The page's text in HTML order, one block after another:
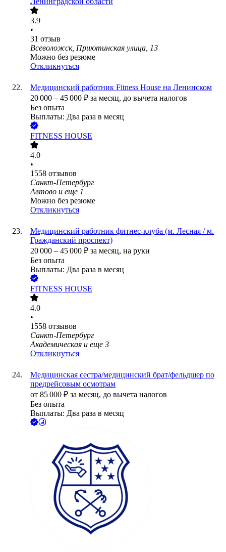
3.9
•
31 отзыв
Всеволожск, Приютинская улица, 13
Можно без резюме
Откликнуться
Медицинский работник Fitness House на Ленинском
20 000 – 45 000 ₽ за месяц, до вычета налогов
Без опыта
Выплаты: Два раза в месяц
FITNESS HOUSE
4.0
•
1558 отзывов
Санкт-Петербург
Автово и еще 1
Можно без резюме
Откликнуться
Медицинский работник фитнес-клуба (м. Лесная / м.
Гражданский проспект)
20 000 – 45 000 ₽ за месяц, на руки
Без опыта
Выплаты: Два раза в месяц
FITNESS HOUSE
4.0
•
1558 отзывов
Санкт-Петербург
Академическая и еще 3
Откликнуться
Медицинская сестра/медицинский брат/фельдшер по
предрейсовым осмотрам
от 85 000 ₽ за месяц, до вычета налогов
Без опыта
Выплаты: Два раза в месяц